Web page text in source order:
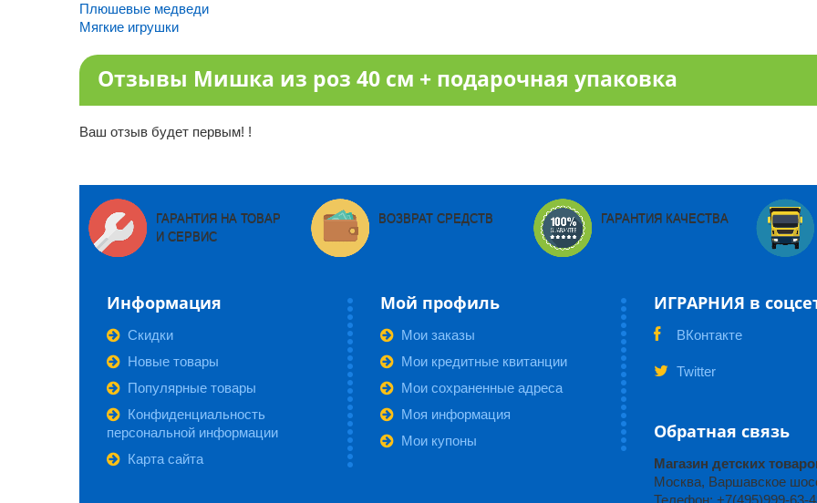
Плюшевые медведи
Мягкие игрушки
Отзывы Мишка из роз 40 см + подарочная упаковка
Ваш отзыв будет первым! !
ГАРАНТИЯ НА ТОВАР
И СЕРВИС
ВОЗВРАТ СРЕДСТВ ГАРАНТИЯ КАЧЕСТВА
Информация
Скидки
Новые товары
Популярные товары
Конфиденциальность
персональной информации
Карта сайта
Мой профиль
Мои заказы
Мои кредитные квитанции
Мои сохраненные адреса
Моя информация
Мои купоны
ИГРАРНИЯ в
ВКонтакте
Twitter
Обратная связь
Магазин детских
Москва, Варшавское
Телефон: +7(495)999-63-